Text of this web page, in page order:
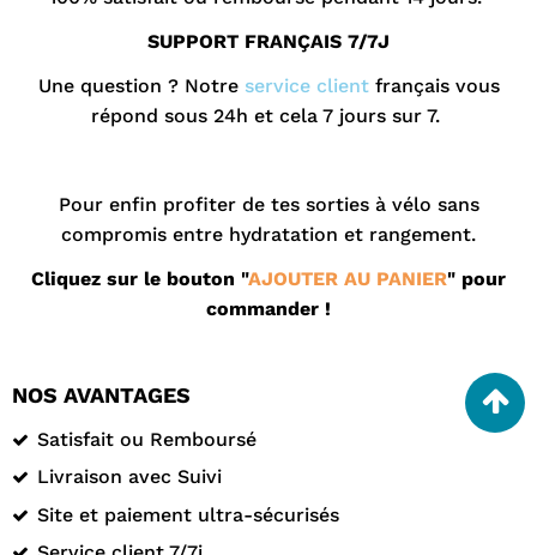
SUPPORT FRANÇAIS 7/7J
Une question ? Notre service clientfrançais vous
répond sous 24h et cela 7 jours sur 7.
Pour enfin profiter de tes sorties à vélo sans
compromis entre hydratation et rangement.
Cliquez sur le bouton "AJOUTER AU PANIER" pour
commander !
NOS AVANTAGES
Satisfait ou Remboursé
Livraison avec Suivi
Site et paiement ultra-sécurisés